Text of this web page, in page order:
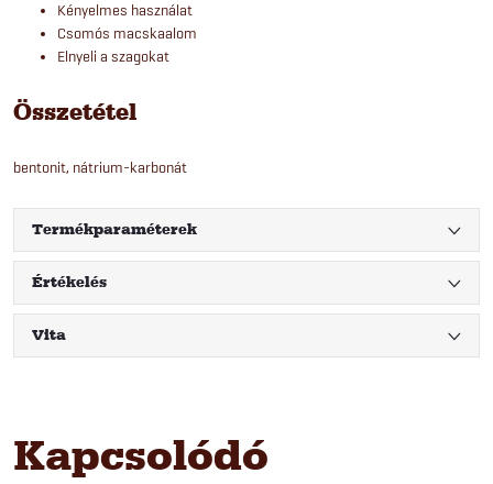
Kényelmes használat
Csomós macskaalom
Elnyeli a szagokat
Összetétel
bentonit, nátrium-karbonát
Termékparaméterek
Értékelés
Vita
Kapcsolódó